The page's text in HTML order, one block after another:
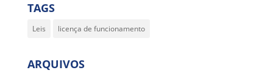
TAGS
Leis licença de funcionamento
ARQUIVOS